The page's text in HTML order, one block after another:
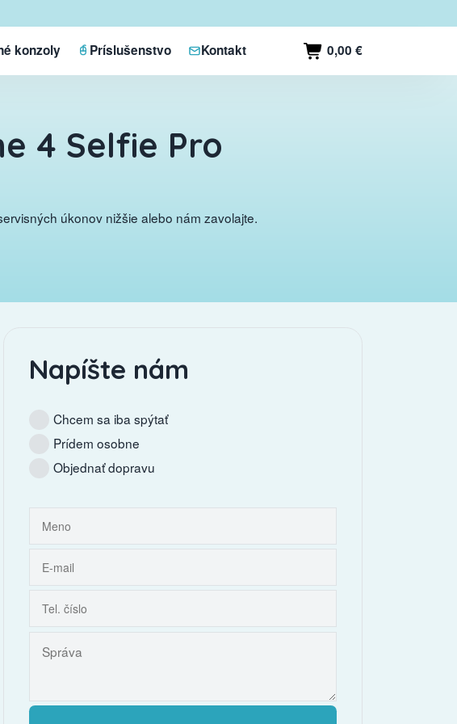
konzoly Príslušenstvo Kontakt 0,00 €
4 Selfie Pro
úkonov nižšie alebo nám zavolajte.
Napíšte nám
Chcem sa iba spýtať
Prídem osobne
Objednať dopravu